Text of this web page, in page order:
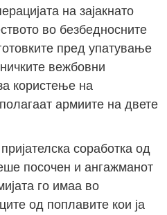
на зајакнато
во безбедносните
пред упатување
вежбовни
користење на
армиите на двете
соработка од
посочен и ангажманот
го имаа во
од поплавите кои ја